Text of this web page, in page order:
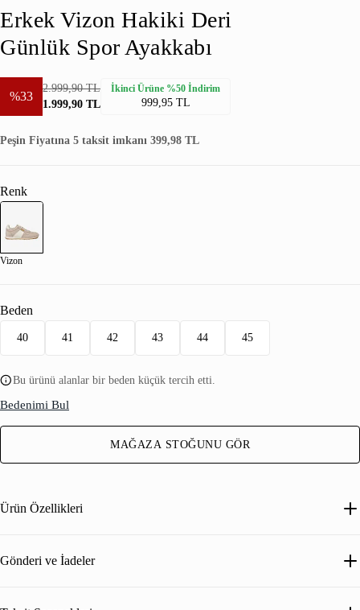
Erkek Vizon Hakiki Deri
Günlük Spor Ayakkabı
%33
2.999,90 TL
1.999,90 TL
İkinci Ürüne %50 İndirim
999,95 TL
Peşin Fiyatına 5 taksit imkanı 399,98 TL
Renk
Vizon
Beden
40 41 42 43 44 45
Bu ürünü alanlar bir beden küçük tercih etti.
Bedenimi Bul
MAĞAZA STOĞUNU GÖR
Ürün Özellikleri
Gönderi ve İadeler